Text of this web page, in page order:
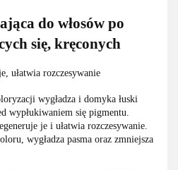
do włosów po
się, kręconych
ułatwia rozczesywanie
wygładza i domyka łuski
wypłukiwaniem się pigmentu.
je i ułatwia rozczesywanie.
wygładza pasma oraz zmniejsza